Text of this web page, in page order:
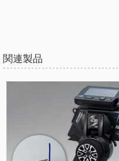
関連製品